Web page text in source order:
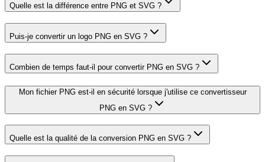
Quelle est la différence entre PNG et SVG ?
Puis-je convertir un logo PNG en SVG ?
Combien de temps faut-il pour convertir PNG en SVG ?
Mon fichier PNG est-il en sécurité lorsque j'utilise ce convertisseur
PNG en SVG ?
Quelle est la qualité de la conversion PNG en SVG ?